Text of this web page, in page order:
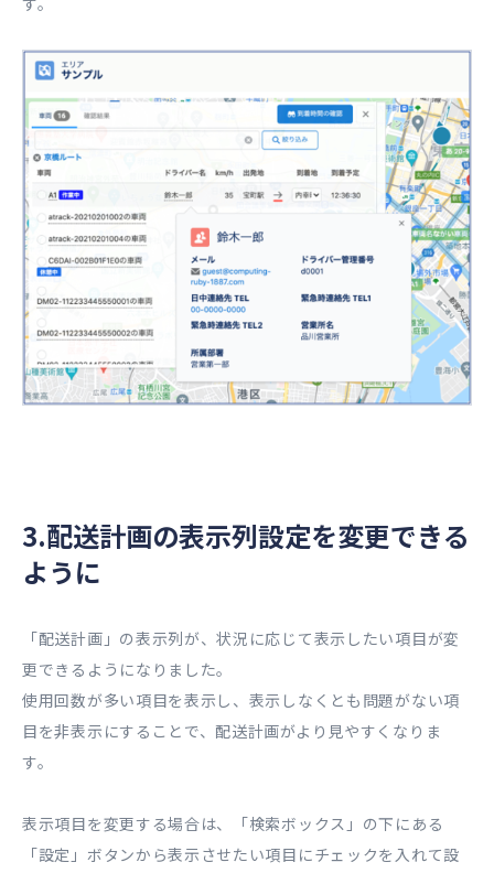
3.配送計画の表示列設定を変更できる
ように
「配送計画」の表示列が、状況に応じて表示したい項目が変
更できるようになりました。
使用回数が多い項目を表示し、表示しなくとも問題がない項
目を非表示にすることで、配送計画がより見やすくなりま
す。
表示項目を変更する場合は、「検索ボックス」の下にある
「設定」ボタンから表示させたい項目にチェックを入れて設